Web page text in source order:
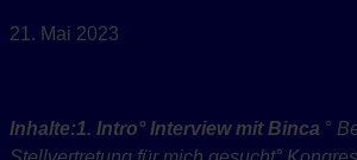
21. Mai 2023
Inhalte:1. Intro° Interview mitBinca °